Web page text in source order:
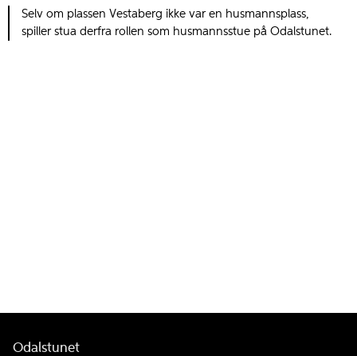
Selv om plassen Vestaberg ikke var en husmannsplass,
spiller stua derfra rollen som husmannsstue på Odalstunet.
Odalstunet